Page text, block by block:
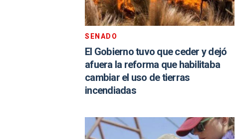
SENADO
El Gobierno tuvo que ceder y dejó
afuera la reforma que habilitaba
cambiar el uso de tierras
incendiadas